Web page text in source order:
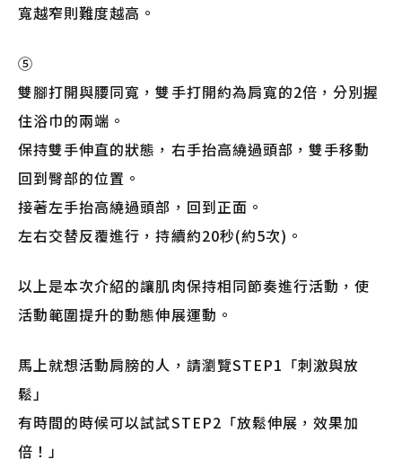
寬越窄則難度越高。
⑤
雙腳打開與腰同寬，雙手打開約為肩寬的2倍，分別握
住浴巾的兩端。
保持雙手伸直的狀態，右手抬高繞過頭部，雙手移動
回到臀部的位置。
接著左手抬高繞過頭部，回到正面。
左右交替反覆進行，持續約20秒(約5次)。
以上是本次介紹的讓肌肉保持相同節奏進行活動，使
活動範圍提升的動態伸展運動。
馬上就想活動肩膀的人，請瀏覽STEP1「刺激與放
鬆」
有時間的時候可以試試STEP2「放鬆伸展，效果加
倍！」